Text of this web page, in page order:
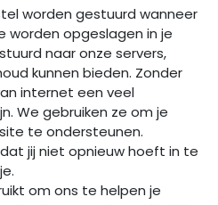
worden gestuurd wanneer
worden opgeslagen in je
naar onze servers,
kunnen bieden. Zonder
internet een veel
We gebruiken ze om je
te ondersteunen.
jij niet opnieuw hoeft in te
om ons te helpen je